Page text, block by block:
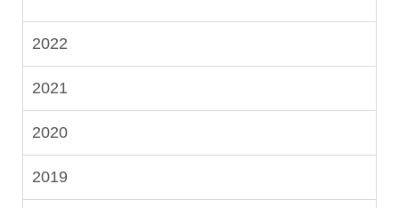
2022
2021
2020
2019